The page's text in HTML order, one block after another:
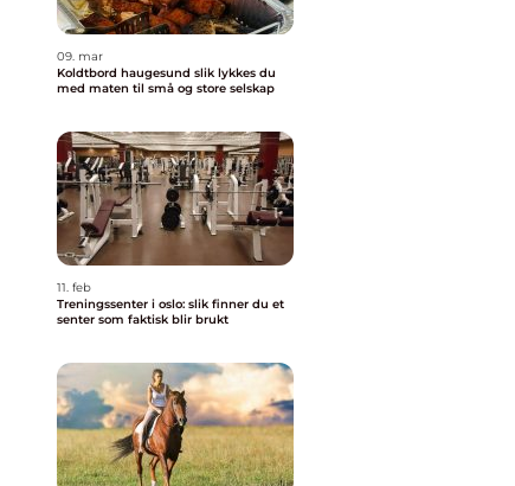
09. mar
Koldtbord haugesund slik lykkes du
med maten til små og store selskap
11. feb
Treningssenter i oslo: slik finner du et
senter som faktisk blir brukt